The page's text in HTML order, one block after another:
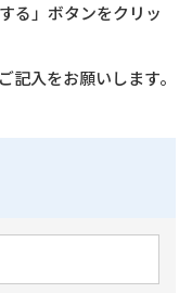
る」ボタンをクリッ
記入をお願いします。